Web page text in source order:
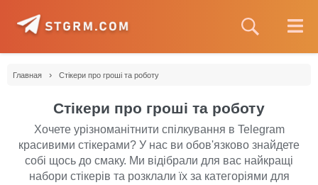
Главная › Стікери про гроші та роботу
Стікери про гроші та роботу
Хочете урізноманітнити спілкування в Telegram
красивими стікерами? У нас ви обов'язково знайдете
собі щось до смаку. Ми відібрали для вас найкращі
набори стікерів та розклали їх за категоріями для